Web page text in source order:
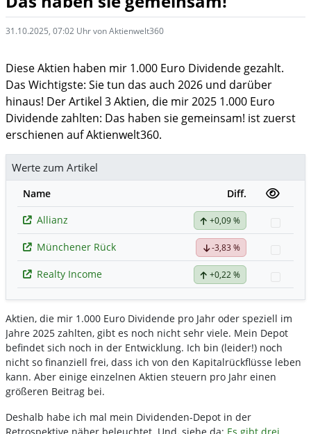
31.10.2025, 07:02 Uhr von Aktienwelt360
Diese Aktien haben mir 1.000 Euro Dividende gezahlt.
Das Wichtigste: Sie tun das auch 2026 und darüber
hinaus! Der Artikel 3 Aktien, die mir 2025 1.000 Euro
Dividende zahlten: Das haben sie gemeinsam! ist zuerst
erschienen auf Aktienwelt360.
Werte zum Artikel
Name
Diff.
Allianz
+0,09 %
Münchener Rück
-3,83 %
Realty Income
+0,22 %
Aktien, die mir 1.000 Euro Dividende pro Jahr oder speziell im
Jahre 2025 zahlten, gibt es noch nicht sehr viele. Mein Depot
befindet sich noch in der Entwicklung. Ich bin (leider!) noch
nicht so finanziell frei, dass ich von den Kapitalrückflüsse leben
kann. Aber einige einzelnen Aktien steuern pro Jahr einen
größeren Beitrag bei.
Deshalb habe ich mal mein Dividenden-Depot in der